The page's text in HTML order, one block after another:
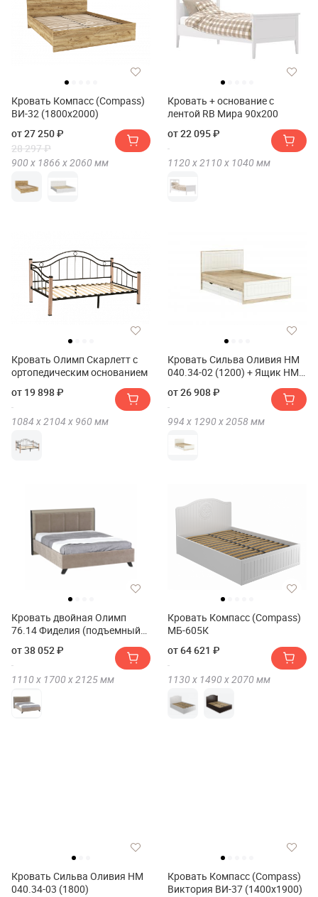
Кровать Компасс (Compass)
ВИ-32 (1800x2000)
от 27 250 ₽
28 297 ₽
900 х 1866 х 2060 мм
Кровать + основание с
лентой RB Мира 90х200
от 22 095 ₽
1120 х 2110 х 1040 мм
Кровать Олимп Скарлетт с
ортопедическим основанием
от 19 898 ₽
1084 х 2104 х 960 мм
Кровать Сильва Оливия НМ
040.34-02 (1200) + Ящик НМ
от 26 908 ₽
994 х 1290 х 2058мм
Кровать двойная Олимп
76.14 Фиделия (подъемный
от 38 052 ₽
1110 х 1700 х2125мм
Кровать Компасс (Compass)
МБ-605К
от 64 621 ₽
1130 х 1490 х2070 мм
Кровать Сильва Оливия НМ
040.34-03 (1800)
Кровать Компасс (Compass)
Виктория ВИ-37 (1400x1900)